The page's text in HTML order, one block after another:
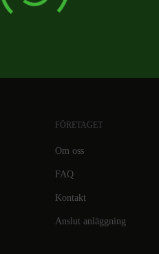
FÖRETAGET
Om oss
FAQ
Kontakt
Anslut anläggning